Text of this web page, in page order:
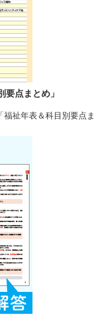
点まとめ」
祉年表＆科目別要点ま